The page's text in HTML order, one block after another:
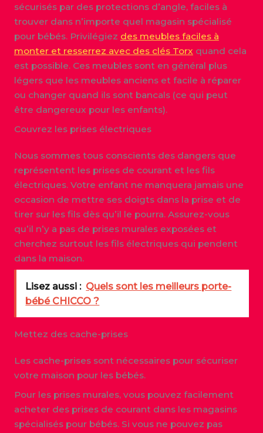
sécurisés par des protections d’angle, faciles à
trouver dans n’importe quel magasin spécialisé
pour bébés. Privilégiez des meubles faciles à
monter et resserrez avec des clés Torx quand cela
est possible. Ces meubles sont en général plus
légers que les meubles anciens et facile à réparer
ou changer quand ils sont bancals (ce qui peut
être dangereux pour les enfants).
Couvrez les prises électriques
Nous sommes tous conscients des dangers que
représentent les prises de courant et les fils
électriques. Votre enfant ne manquera jamais une
occasion de mettre ses doigts dans la prise et de
tirer sur les fils dès qu’il le pourra. Assurez-vous
qu’il n’y a pas de prises murales exposées et
cherchez surtout les fils électriques qui pendent
dans la maison.
Lisez aussi : Quels sont les meilleurs porte-
bébé CHICCO ?
Mettez des cache-prises
Les cache-prises sont nécessaires pour sécuriser
votre maison pour les bébés.
Pour les prises murales, vous pouvez facilement
acheter des prises de courant dans les magasins
spécialisés pour bébés. Si vous ne pouvez pas